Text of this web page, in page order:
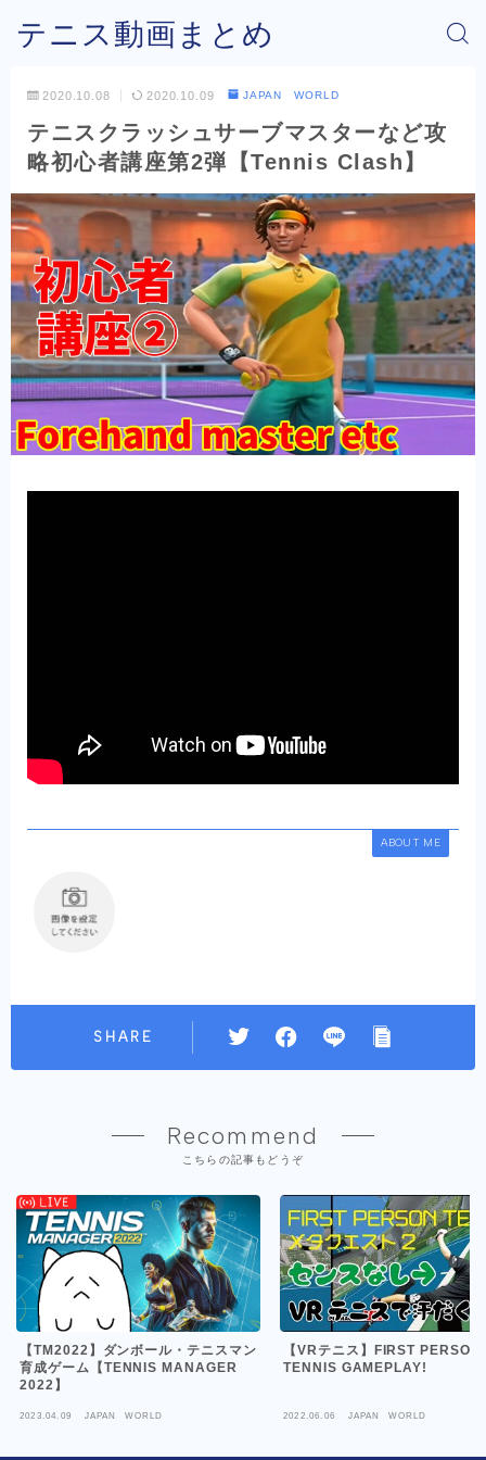
テニス動画まとめ
2020.10.08 2020.10.09 JAPAN WORLD
テニスクラッシュサーブマスターなど攻
略初心者講座第2弾【Tennis Clash】
ABOUT ME
SHARE
Recommend
こちらの記事もどうぞ
【TM2022】ダンボール・テニスマン
育成ゲーム【TENNIS MANAGER
2022】
2023.04.09 JAPAN WORLD
【VRテニス】FIRST PERSON
TENNIS GAMEPLAY!
2022.06.06 JAPAN WORLD